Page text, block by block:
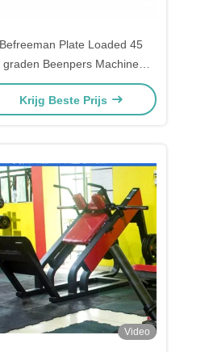
Befreeman Plate Loaded 45
graden Beenpers Machine
Commerciële Gym
Krachtapparatuur Voor
Krijg Beste Prijs
Video